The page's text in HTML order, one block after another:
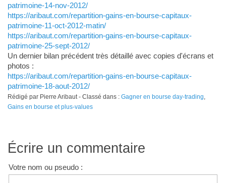
patrimoine-14-nov-2012/
https://aribaut.com/repartition-gains-en-bourse-capitaux-
patrimoine-11-oct-2012-matin/
https://aribaut.com/repartition-gains-en-bourse-capitaux-
patrimoine-25-sept-2012/
Un dernier bilan précédent très détaillé avec copies d'écrans et
photos :
https://aribaut.com/repartition-gains-en-bourse-capitaux-
patrimoine-18-aout-2012/
Rédigé par Pierre Aribaut - Classé dans : Gagner en bourse day-trading
Gains en bourse et plus-values
Écrire un commentaire
Votre nom ou pseudo :